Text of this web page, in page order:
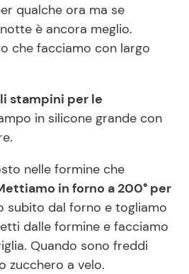
qualche ora ma se
è ancora meglio.
che facciamo con largo
stampini per le
in silicone grande con
nelle formine che
in forno a 200° per
subito dal forno e togliamo
dalle formine e facciamo
Quando sono freddi
zucchero a velo.